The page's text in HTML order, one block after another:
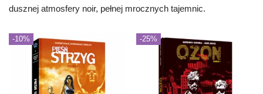
dusznej atmosfery noir, pełnej mrocznych tajemnic.
-10% -25%